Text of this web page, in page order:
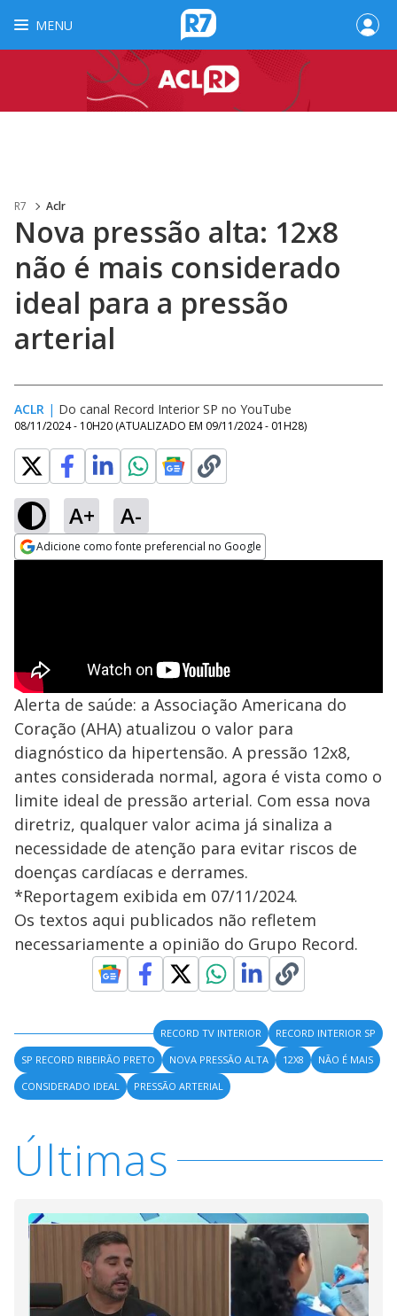
MENU
R7 Aclr
Nova pressão alta: 12x8
não é mais considerado
ideal para a pressão
arterial
ACLR | Do canal Record Interior SP no YouTube
08/11/2024 - 10H20 (ATUALIZADO EM 09/11/2024 - 01H28)
A+ A-
Adicione como fonte preferencial no Google
Alerta de saúde: a Associação Americana do
Coração (AHA) atualizou o valor para
diagnóstico da hipertensão. A pressão 12x8,
antes considerada normal, agora é vista como o
limite ideal de pressão arterial. Com essa nova
diretriz, qualquer valor acima já sinaliza a
necessidade de atenção para evitar riscos de
doenças cardíacas e derrames.
*Reportagem exibida em 07/11/2024.
Os textos aqui publicados não refletem
necessariamente a opinião do Grupo Record.
RECORD TV INTERIOR
RECORD INTERIOR SP
SP RECORD RIBEIRÃO PRETO
NOVA PRESSÃO ALTA 12X8
NÃO É MAIS
CONSIDERADO IDEAL
PRESSÃO ARTERIAL
Últimas